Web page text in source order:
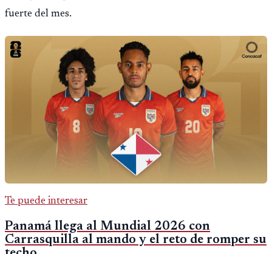
fuerte del mes.
Te puede interesar
Panamá llega al Mundial 2026 con
Carrasquilla al mando y el reto de romper su